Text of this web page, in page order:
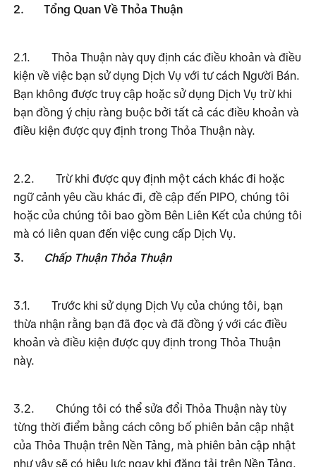
2. Tổng Quan Về Thỏa Thuận
2.1.
Thỏa Thuận này quy định các điều khoản và điều
kiện về việc bạn sử dụng Dịch Vụ với tư cách Người Bán.
Bạn không được truy cập hoặc sử dụng Dịch Vụ trừ khi
bạn đồng ý chịu ràng buộc bởi tất cả các điều khoản và
điều kiện được quy định trong Thỏa Thuận này.
2.2.
Trừ khi được quy định một cách khác đi hoặc
ngữ cảnh yêu cầu khác đi, đề cập đến PIPO, chúng tôi
hoặc của chúng tôi bao gồm Bên Liên Kết của chúng tôi
mà có liên quan đến việc cung cấp Dịch Vụ.
3.
Chấp Thuận Thỏa Thuận
3.1.
Trước khi sử dụng Dịch Vụ của chúng tôi, bạn
thừa nhận rằng bạn đã đọc và đã đồng ý với các điều
khoản và điều kiện được quy định trong Thỏa Thuận
này.
3.2.
Chúng tôi có thể sửa đổi Thỏa Thuận này tùy
từng thời điểm bằng cách công bố phiên bản cập nhật
của Thỏa Thuận trên Nền Tảng, mà phiên bản cập nhật
như vậy sẽ có hiệu lực ngay khi đăng tải trên Nền Tảng.